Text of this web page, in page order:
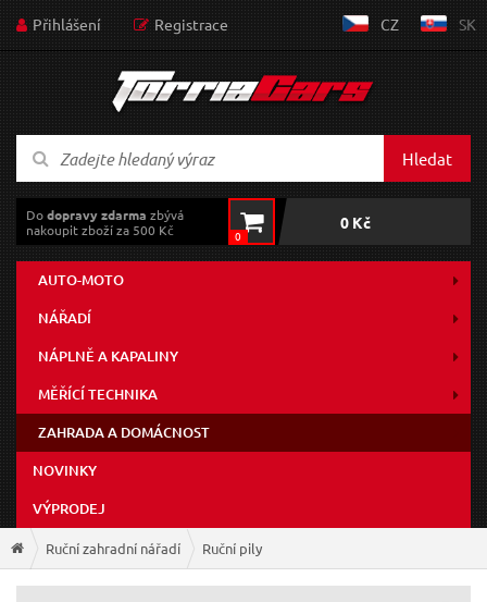
Přihlášení Registrace CZ SK
Hledat
Dodopravy zdarma zbývá
nakoupit zboží za 500 Kč
0
0 Kč
AUTO-MOTO
NÁŘADÍ
NÁPLNĚ A KAPALINY
MĚŘÍCÍ TECHNIKA
ZAHRADA A DOMÁCNOST
NOVINKY
VÝPRODEJ
Ruční zahradní nářadí Ruční pily